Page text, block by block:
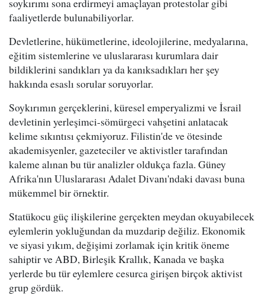
soykırımı sona erdirmeyi amaçlayan protestolar gibi
faaliyetlerde bulunabiliyorlar.
Devletlerine, hükümetlerine, ideolojilerine, medyalarına,
eğitim sistemlerine ve uluslararası kurumlara dair
bildiklerini sandıkları ya da kanıksadıkları her şey
hakkında esaslı sorular soruyorlar.
Soykırımın gerçeklerini, küresel emperyalizmi ve İsrail
devletinin yerleşimci-sömürgeci vahşetini anlatacak
kelime sıkıntısı çekmiyoruz. Filistin'de ve ötesinde
akademisyenler, gazeteciler ve aktivistler tarafından
kaleme alınan bu tür analizler oldukça fazla. Güney
Afrika'nın Uluslararası Adalet Divanı'ndaki davası buna
mükemmel bir örnektir.
Statükocu güç ilişkilerine gerçekten meydan okuyabilecek
eylemlerin yokluğundan da muzdarip değiliz. Ekonomik
ve siyasi yıkım, değişimi zorlamak için kritik öneme
sahiptir ve ABD, Birleşik Krallık, Kanada ve başka
yerlerde bu tür eylemlere cesurca girişen birçok aktivist
grup gördük.